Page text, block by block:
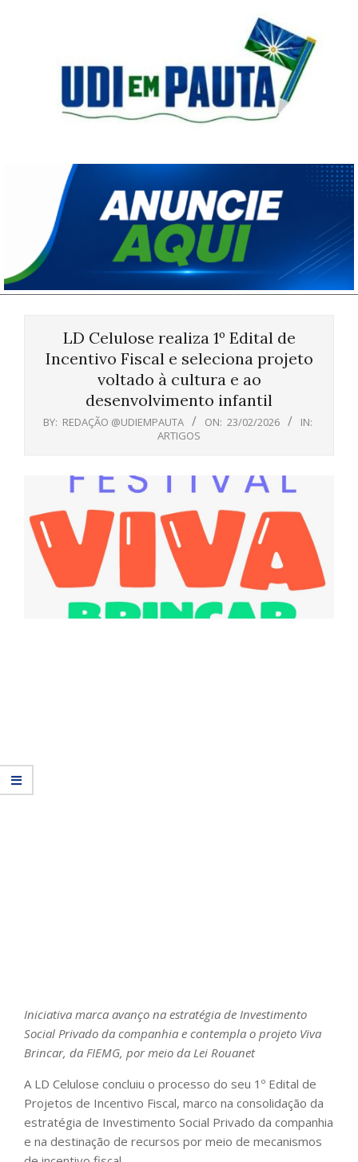
Pauta
LD Celulose realiza 1º Edital de
Incentivo Fiscal e seleciona projeto
voltado à cultura e ao
desenvolvimento infantil
BY: REDAÇÃO @UDIEMPAUTA ON: 23/02/2026
IN:
ARTIGOS
Iniciativa marca avanço na estratégia de Investimento
Social Privado da companhia e contempla o projeto Viva
Brincar, da FIEMG, por meio da Lei Rouanet
A LD Celulose concluiu o processo do seu 1º Edital de
Projetos de Incentivo Fiscal, marco na consolidação da
estratégia de Investimento Social Privado da companhia
e na destinação de recursos por meio de mecanismos